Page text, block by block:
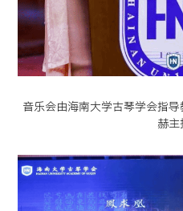
音乐会由海南大学古琴学会指
赫主